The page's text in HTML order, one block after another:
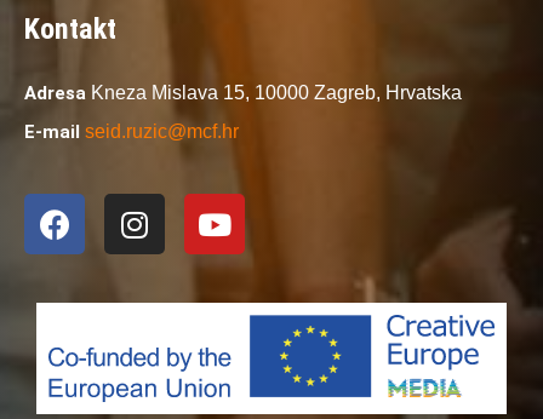
Kontakt
Adresa Kneza Mislava 15, 10000 Zagreb, Hrvatska
E-mail seid.ruzic@mcf.hr